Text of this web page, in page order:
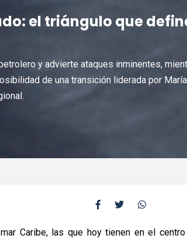
el triángulo que
y advierte ataques inminentes,
de una transición liderada por
Caribe, las que hoy tienen en el